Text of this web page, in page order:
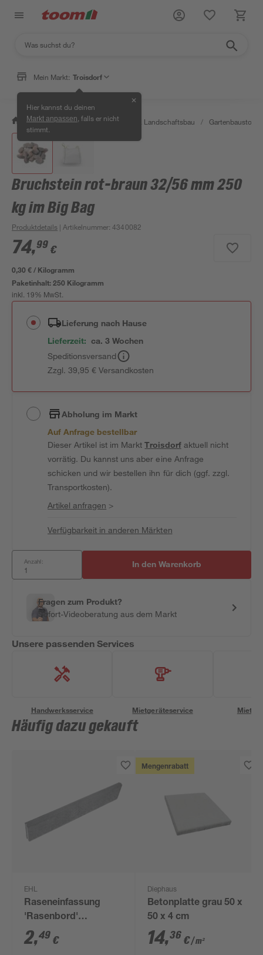
Mein Markt: Troisdorf
Hier kannst du deinen
Markt anpassen , falls er nicht
stimmt.
✕
/ Garten & Freizeit / Gartenbau & Landschaftsbau / Gartenbaustoffe
Bruchstein rot-braun 32/56 mm 250
kg im Big Bag
Produktdetails | Artikelnummer:4340082
74,99 €
0,30 € / Kilogramm
Paketinhalt:250 Kilogramm
inkl. 19% MwSt.
Lieferung nach Hause
Lieferzeit: ca. 3 Wochen
Speditionsversand
Zzgl. 39,95 € Versandkosten
Abholung im Markt
Auf Anfrage bestellbar
Dieser Artikel ist im MarktTroisdorfaktuell nicht
vorrätig. Du kannst uns aber eine Anfrage
schicken und wir bestellen ihn für dich (ggf. zzgl.
Transportkosten).
Artikel anfragen >
Verfügbarkeit in anderen Märkten
Anzahl: In den Warenkorb
Fragen zum Produkt?
Sofort-Videoberatung aus dem Markt
Unsere passenden Services
Handwerksservice Mietgeräteservice
Häufig dazu gekauft
EHL
Raseneinfassung
'Rasenbord'
beidseitig abgerundet
5 x 25 x 100 cm grau
2,49 €
Mengenrabatt
Diephaus
Betonplatte grau 50 x
50 x 4 cm
14,36 €/ m²